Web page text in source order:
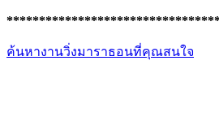
ค้นหางานวิ่งมาราธอนที่คุณสนใจ